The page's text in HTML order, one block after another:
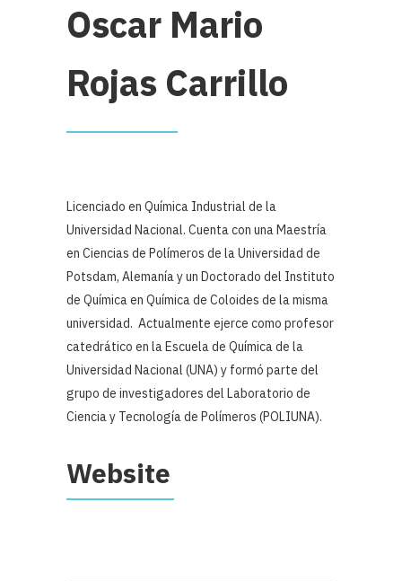
Oscar Mario
Rojas Carrillo
Licenciado en Química Industrial de la
Universidad Nacional. Cuenta con una Maestría
en Ciencias de Polímeros de la Universidad de
Potsdam, Alemanía y un Doctorado del Instituto
de Química en Química de Coloides de la misma
universidad. Actualmente ejerce como profesor
catedrático en la Escuela de Química de la
Universidad Nacional (UNA) y formó parte del
grupo de investigadores del Laboratorio de
Ciencia y Tecnología de Polímeros (POLIUNA).
Website